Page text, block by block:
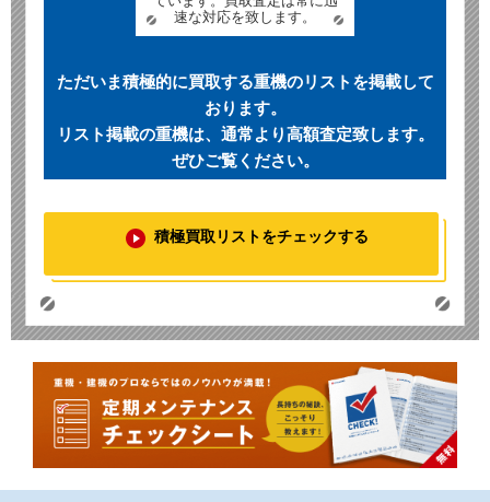
速な対応を致します。
ただいま積極的に買取する重機のリストを掲載して
おります。
リスト掲載の重機は、通常より高額査定致します。
ぜひご覧ください。
積極買取リストをチェックする